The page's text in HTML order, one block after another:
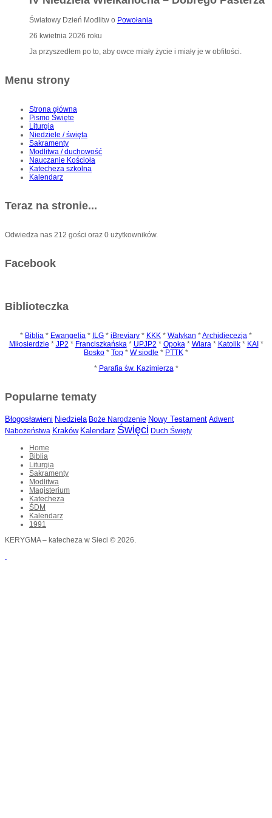
Światowy Dzień Modlitw o Powołania
26 kwietnia 2026 roku
Ja przyszedłem po to, aby owce miały życie i miały je w obfitości.
Menu strony
Strona główna
Pismo Święte
Liturgia
Niedziele / święta
Sakramenty
Modlitwa / duchowość
Nauczanie Kościoła
Katecheza szkolna
Kalendarz
Teraz na stronie...
Odwiedza nas 212 gości oraz 0 użytkowników.
Facebook
Biblioteczka
* Biblia * Ewangelia * ILG * iBreviary * KKK * Watykan *Archidiecezja *
Miłosierdzie * JP2 * Franciszkańska * UPJP2 * Opoka * Wiara * Katolik* KAI*
Bosko * Top * W siodle * PTTK *
* Parafia św. Kazimierza *
Popularne tematy
Błogosławieni Niedziela Boże Narodzenie Nowy Testament Adwent
Nabożeństwa Kraków Kalendarz Święci Duch Święty
Home
Biblia
Liturgia
Sakramenty
Modlitwa
Magisterium
Katecheza
ŚDM
Kalendarz
1991
KERYGMA – katecheza w Sieci © 2026.